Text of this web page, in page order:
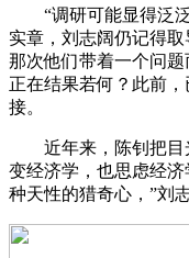
“调研可能显得泛泛
实章，刘志阔仍记得
那次他们带着一个问
正在结果若何？此前
接。
近年来，陈钊把目
变经济学，也思虑经
种天性的猎奇心，”刘